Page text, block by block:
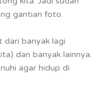
gantian foto.
dari banyak lagi
dan banyak lainnya.
agar hidup di